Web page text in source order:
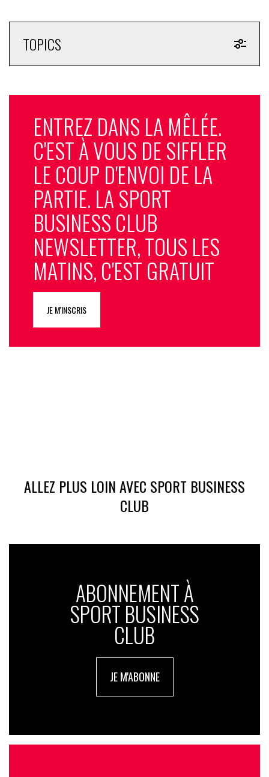
TOPICS
ENTREZ DANS LA MÊLÉE.
C'EST À VOUS DE SIFFLER
LE COUP D'ENVOI DE LA
PARTIE. LA SPORT
BUSINESS CLUB
NEWSLETTER, TOUS LES
MATINS, C'EST GRATUIT
JE M'INSCRIS
ALLEZ PLUS LOIN AVEC SPORT BUSINESS
CLUB
ABONNEMENT À
SPORT BUSINESS
CLUB
JE M'ABONNE